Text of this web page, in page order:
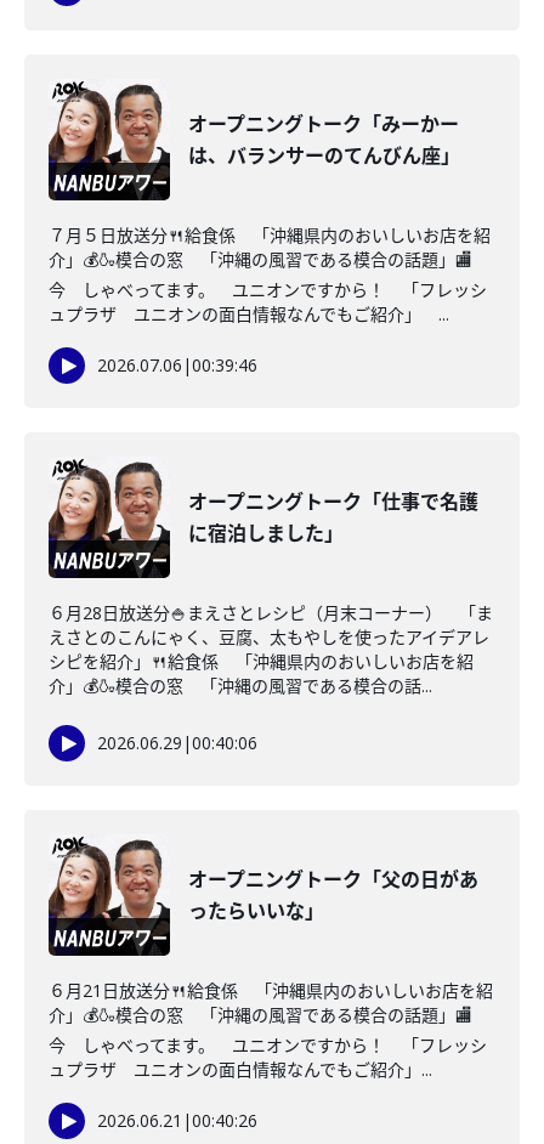
オープニングトーク「みーかー
は、バランサーのてんびん座」
７月５日放送分🍴給食係 「沖縄県内のおいしいお店を紹
介」💰🍶模合の窓 「沖縄の風習である模合の話題」🏬
今 しゃべってます。 ユニオンですから！ 「フレッシ
ュプラザ ユニオンの面白情報なんでもご紹介」 ...
2026.07.06 |00:39:46
オープニングトーク「仕事で名護
に宿泊しました」
６月28日放送分🍚まえさとレシピ（月末コーナー） 「ま
えさとのこんにゃく、豆腐、太もやしを使ったアイデアレ
シピを紹介」🍴給食係 「沖縄県内のおいしいお店を紹
介」💰🍶模合の窓 「沖縄の風習である模合の話...
2026.06.29 |00:40:06
オープニングトーク「父の日があ
ったらいいな」
６月21日放送分🍴給食係 「沖縄県内のおいしいお店を紹
介」💰🍶模合の窓 「沖縄の風習である模合の話題」🏬
今 しゃべってます。 ユニオンですから！ 「フレッシ
ュプラザ ユニオンの面白情報なんでもご紹介」...
2026.06.21 |00:40:26